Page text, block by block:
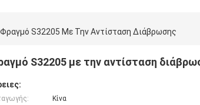
S32205 Με Την Αντίσταση Διάβρωσης
S32205 με την αντίσταση
Κίνα